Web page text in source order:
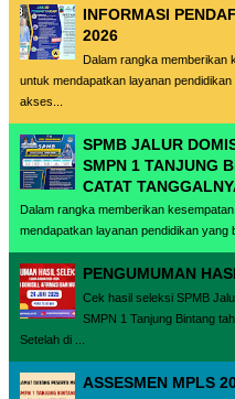
INFORMASI
2026
Dalam rangka memberikan
untuk mendapatkan layanan
akses...
SPMB JALUR
SMPN 1 TANJUNG
CATAT
Dalam rangka memberikan
mendapatkan layanan pendidikan
PENGUMUMAN
Cek hasil seleksi SPMB
SMPN 1 Tanjung Bintang
Setelah di ...
ASSESMEN MPLS